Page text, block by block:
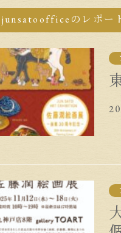
junsatoofficeのレポー